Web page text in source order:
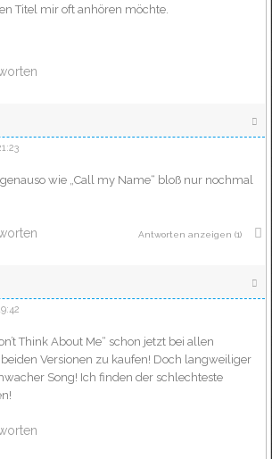
Titel mir oft anhören möchte.
wie „Call my Name“ bloß nur nochmal
Antworten anzeigen (1)
Think About Me“ schon jetzt bei allen
Versionen zu kaufen! Doch langweiliger
Song! Ich finden der schlechteste